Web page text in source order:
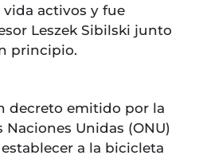
activos y fue
Leszek Sibilski junto
principio.
decreto emitido por la
Unidas (ONU)
a la bicicleta